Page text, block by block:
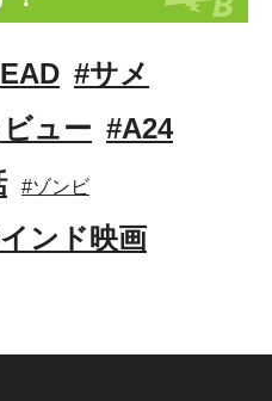
#サメ
ュー #A24
#ゾンビ
ンド映画